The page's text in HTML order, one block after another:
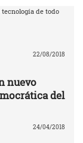
de todo
22/08/2018
nuevo
del
24/04/2018